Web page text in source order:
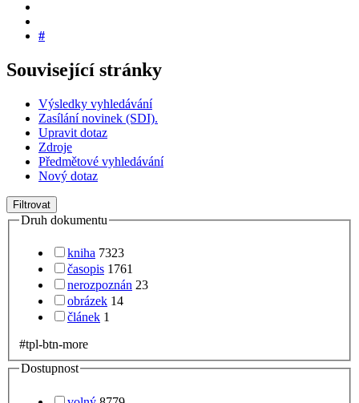
#
Související stránky
Výsledky vyhledávání
Zasílání novinek (SDI).
Upravit dotaz
Zdroje
Předmětové vyhledávání
Nový dotaz
Filtrovat
Druh dokumentu
kniha 7323
časopis 1761
nerozpoznán 23
obrázek 14
článek 1
#tpl-btn-more
Dostupnost